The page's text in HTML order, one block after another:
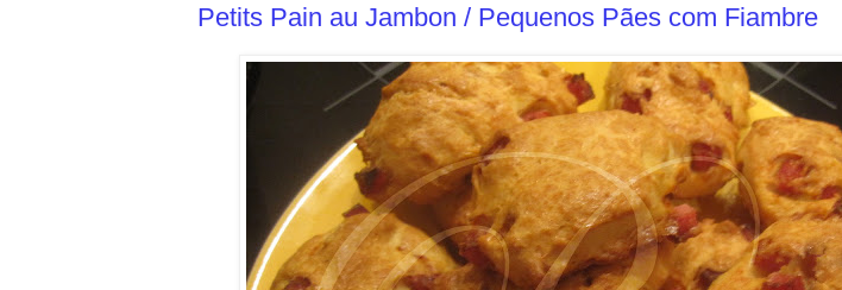
Petits Pain au Jambon / Pequenos Pães com Fiambre